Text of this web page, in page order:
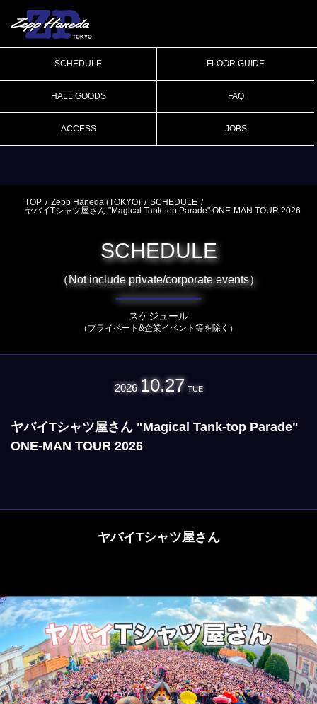
SCHEDULE FLOOR GUIDE
HALL GOODS FAQ
ACCESS JOBS
TOP Zepp Haneda (TOKYO)
SCHEDULE
ヤバイTシャツ屋さん "Magical Tank-top Parade" ONE-MAN TOUR 2026
SCHEDULE
（Not include private/corporate events）
スケジュール
（プライベート&企業イベント等を除く）
2026 10.27 TUE
ヤバイTシャツ屋さん "Magical Tank-top Parade"
ONE-MAN TOUR 2026
ヤバイTシャツ屋さん